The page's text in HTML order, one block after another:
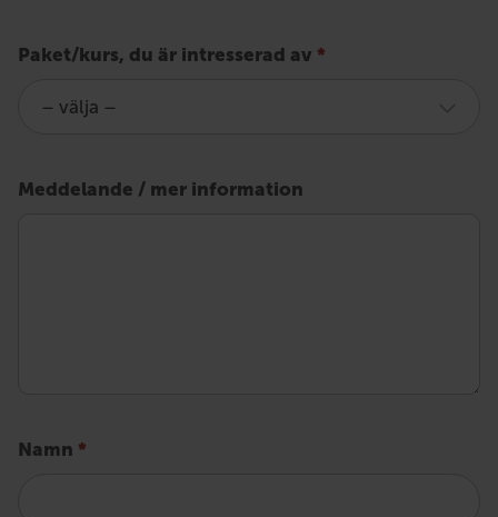
Fråga
om
för
Paket/kurs, du är intresserad av *
Meddelande / mer information
Namn *